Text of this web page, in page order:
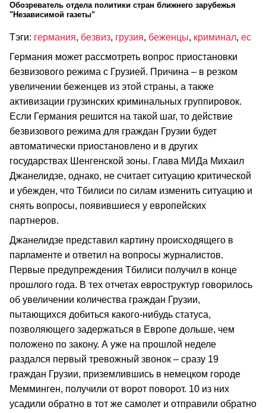
Обозреватель отдела политики стран ближнего зарубежья
"Независимой газеты"
Тэги: германия, безвиз, грузия, беженцы, криминал, ес
Германия может рассмотреть вопрос приостановки
безвизового режима с Грузией. Причина – в резком
увеличении беженцев из этой страны, а также
активизации грузинских криминальных группировок.
Если Германия решится на такой шаг, то действие
безвизового режима для граждан Грузии будет
автоматически приостановлено и в других
государствах Шенгенской зоны. Глава МИДа Михаил
Джанелидзе, однако, не считает ситуацию критической
и убежден, что Тбилиси по силам изменить ситуацию и
снять вопросы, появившиеся у европейских
партнеров.
Джанелидзе представил картину происходящего в
парламенте и ответил на вопросы журналистов.
Первые предупреждения Тбилиси получил в конце
прошлого года. В тех отчетах евроструктур говорилось
об увеличении количества граждан Грузии,
пытающихся добиться какого-нибудь статуса,
позволяющего задержаться в Европе дольше, чем
положено по закону. А уже на прошлой неделе
раздался первый тревожный звонок – сразу 19
граждан Грузии, приземлившись в немецком городе
Мемминген, получили от ворот поворот. 10 из них
усадили обратно в тот же самолет и отправили обратно